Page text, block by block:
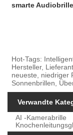
smarte
Hot-Tags:
Hersteller,
neueste, niedriger
Sonnenbrillen,
Verwandte
AI -Kamerabrille